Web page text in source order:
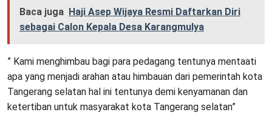
Baca juga Haji Asep Wijaya Resmi Daftarkan Diri
sebagai Calon Kepala Desa Karangmulya
” Kami menghimbau bagi para pedagang tentunya mentaati
apa yang menjadi arahan atau himbauan dari pemerintah kota
Tangerang selatan hal ini tentunya demi kenyamanan dan
ketertiban untuk masyarakat kota Tangerang selatan”